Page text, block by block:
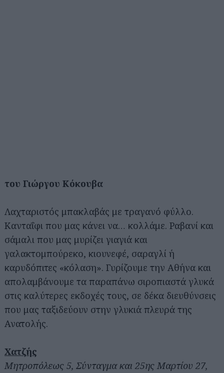
του Γιώργου Κόκουβα
Λαχταριστός μπακλαβάς με τραγανό φύλλο.
Κανταΐφι που μας κάνει να… κολλάμε. Ραβανί και
σάμαλι που μας μυρίζει γιαγιά και
γαλακτομπούρεκο, κιουνεφέ, σαραγλί ή
καρυδόπιτες «κόλαση». Γυρίζουμε την Αθήνα και
απολαμβάνουμε τα παραπάνω σιροπιαστά γλυκά
στις καλύτερες εκδοχές τους, σε δέκα διευθύνσεις
που μας ταξιδεύουν στην γλυκιά πλευρά της
Ανατολής.
Χατζής
Μητροπόλεως 5, Σύνταγμα και 25ης Μαρτίου 27,